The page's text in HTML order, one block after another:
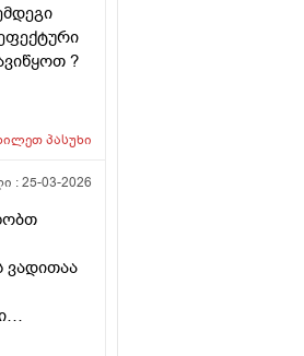
?
პასუხი
:25-03-2026
ვადითაა